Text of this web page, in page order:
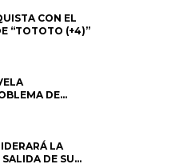
CON EL
“TOTOTO (+4)”
DE
DE
UN
LA
DE SU